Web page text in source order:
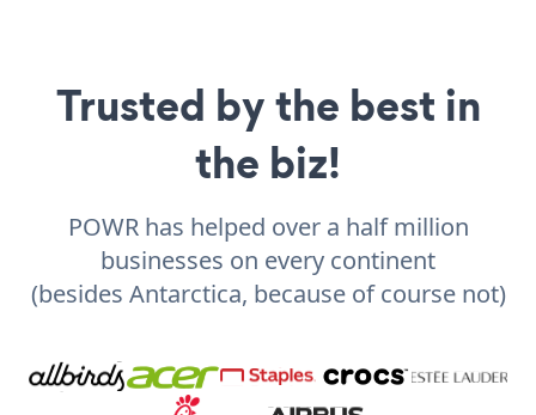
Trusted by the best in
the biz!
POWR has helped over a half million
businesses on every continent
(besides Antarctica, because of course not)